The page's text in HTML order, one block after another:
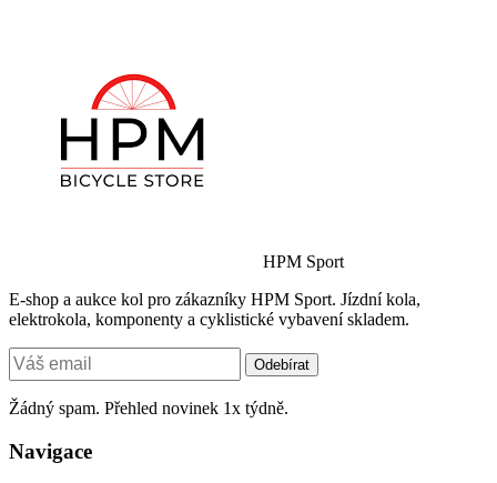
HPM Sport
E-shop a aukce kol pro zákazníky HPM Sport. Jízdní kola,
elektrokola, komponenty a cyklistické vybavení skladem.
Odebírat
Žádný spam. Přehled novinek 1x týdně.
Navigace